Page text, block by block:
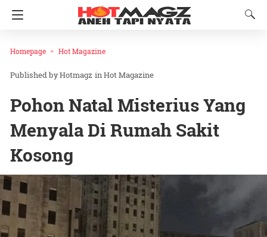
Homepage Hot Magazine
Hotmagz inHot Magazine
Pohon Natal Misterius Yang
Menyala Di Rumah Sakit
Kosong